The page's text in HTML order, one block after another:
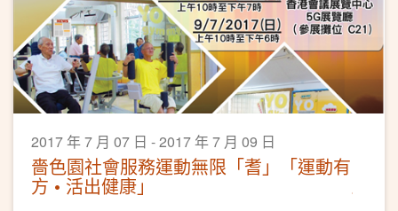
2017 年 7 月 07 日 - 2017 年 7 月 09 日
嗇色園社會服務運動無限「耆」「運動有
方 • 活出健康」